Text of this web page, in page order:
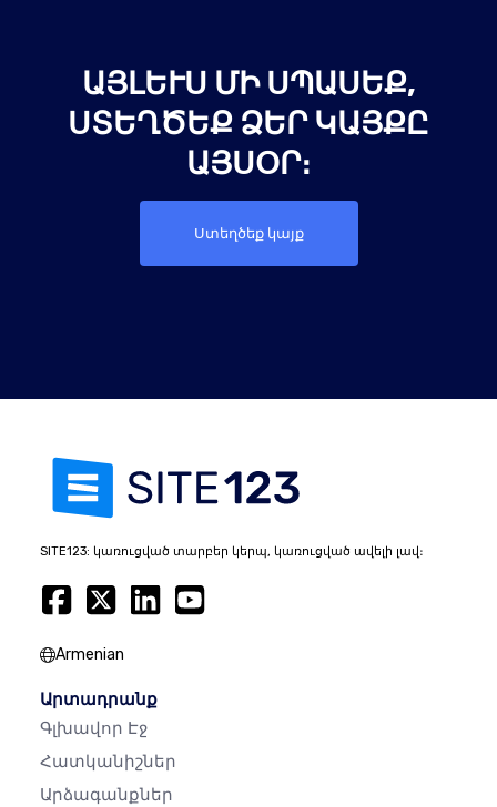
ԱՅԼԵՒՍ ՄԻ ՍՊԱՍԵՔ, Ս
ՏԵՂԾԵՔ ՁԵՐ ԿԱՅՔԸ Ա
ՅՍՕՐ։
Ստեղծեք կայք
SITE123: կառուցված տարբեր կերպ, կառուցված ավելի լավ։
Armenian
Արտադրանք
Գլխավոր Էջ
Հատկանիշներ
Արձագանքներ